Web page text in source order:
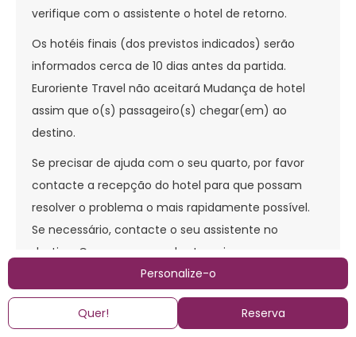
Personalize-o
Quer! Reserva
verifique com o assistente o hotel de retorno.
Os hotéis finais (dos previstos indicados) serão
informados cerca de 10 dias antes da partida.
Euroriente Travel não aceitará Mudança de hotel
assim que o(s) passageiro(s) chegar(em) ao
destino.
Se precisar de ajuda com o seu quarto, por favor
contacte a recepção do hotel para que possam
resolver o problema o mais rapidamente possível.
Se necessário, contacte o seu assistente no
destino. Como regra geral, a terceira cama nos
quartos triplos não terá o mesmo tamanho e
conforto.
Para saídas de excursões em grupo antes do